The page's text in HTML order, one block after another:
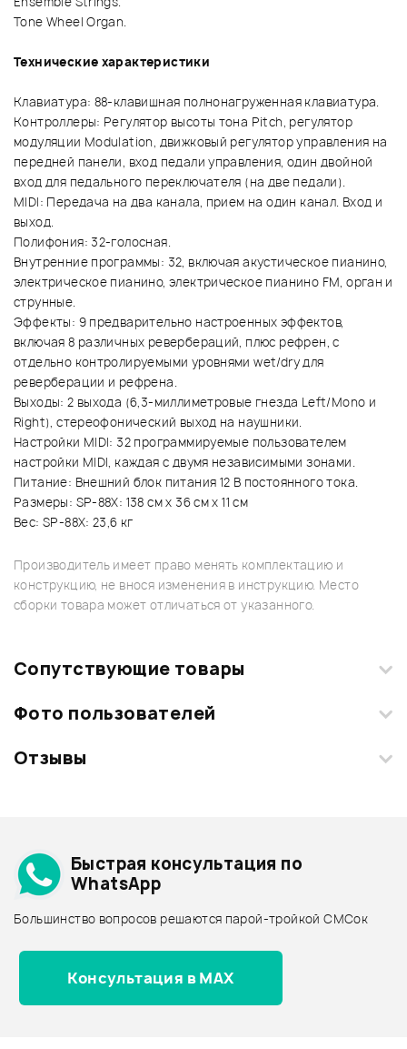
Tone Wheel Organ.
Технические характеристики
Клавиатура: 88-клавишная полнонагруженная клавиатура.
Контроллеры: Регулятор высоты тона Pitch, регулятор
модуляции Modulation, движковый регулятор управления на
передней панели, вход педали управления, один двойной
вход для педального переключателя (на две педали).
MIDI: Передача на два канала, прием на один канал. Вход и
выход.
Полифония: 32-голосная.
Внутренние программы: 32, включая акустическое пианино,
электрическое пианино, электрическое пианино FM, орган и
струнные.
Эффекты: 9 предварительно настроенных эффектов,
включая 8 различных ревербераций, плюс рефрен, с
отдельно контролируемыми уровнями wet/dry для
реверберации и рефрена.
Выходы: 2 выхода (6,3-миллиметровые гнезда Left/Mono и
Right), стереофонический выход на наушники.
Настройки MIDI: 32 программируемые пользователем
настройки MIDI, каждая с двумя независимыми зонами.
Питание: Внешний блок питания 12 В постоянного тока.
Размеры: SP-88Х: 138 см х 36 см х 11 см
Вес: SP-88Х: 23,6 кг
Производитель имеет право менять комплектацию и
конструкцию, не внося изменения в инструкцию. Место
сборки товара может отличаться от указанного.
Сопутствующие товары
Банкетка STAGG PB39 BKM
Фото пользователей
Загрузите свои фотографии купленного товара и получите
Отзывы
Архив товаров - дешевле
Архив товаров - дороже
Все товары KURZWEIL
Архив товаров - новинки
Быстрая консультация по
WhatsApp
Большинство вопросов решаются парой-тройкой СМСок
Консультация в MAX